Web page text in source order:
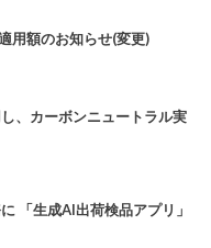
用額のお知らせ(変更)
、カーボンニュートラル実
「生成AI出荷検品アプリ」